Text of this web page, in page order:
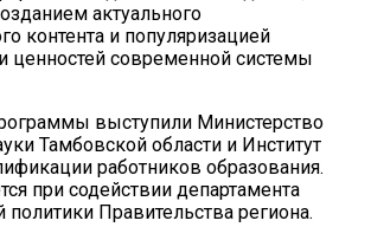
актуального
контента и популяризацией
ценностей современной системы
выступили Министерство
Тамбовской области и Институт
работников образования.
при содействии департамента
Правительства региона.